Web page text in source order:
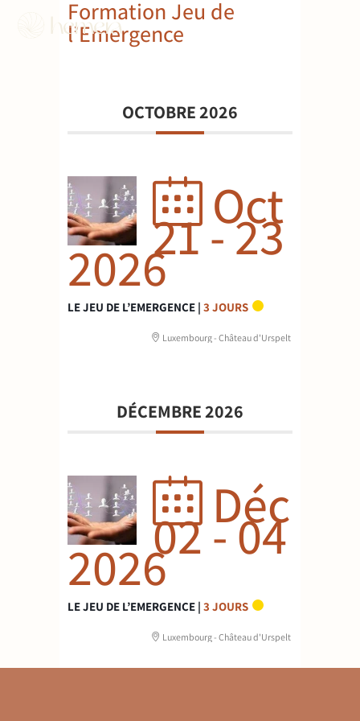
Formation Jeu de
l’Emergence
OCTOBRE 2026
Oct
21 - 23
2026
LE JEU DE L’EMERGENCE | 3 JOURS
Luxembourg - Château d'Urspelt
DÉCEMBRE 2026
Déc
02 - 04
2026
LE JEU DE L’EMERGENCE | 3 JOURS
Luxembourg - Château d'Urspelt